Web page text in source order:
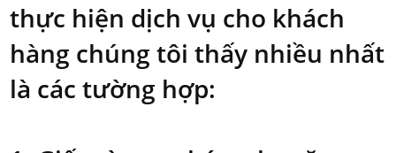
thực hiện dịch vụ cho khách
hàng chúng tôi thấy nhiều nhất
là các tường hợp: